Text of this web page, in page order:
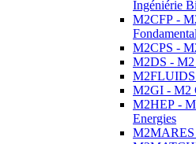
Ingéniérie
M2CFP -
M2CPS -
M2DS - M2
M2FLUIDS
M2GI - M2
M2HEP -
Energies
M2MARES